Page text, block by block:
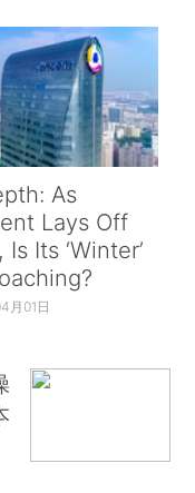
As
Lays Off
Its ‘Winter’
月01日